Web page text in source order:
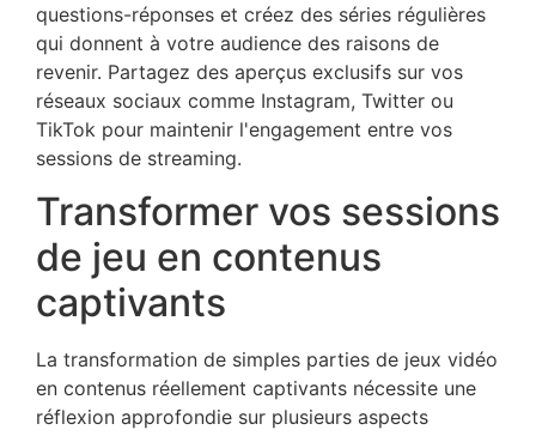
questions-réponses et créez des séries régulières
qui donnent à votre audience des raisons de
revenir. Partagez des aperçus exclusifs sur vos
réseaux sociaux comme Instagram, Twitter ou
TikTok pour maintenir l'engagement entre vos
sessions de streaming.
Transformer vos sessions
de jeu en contenus
captivants
La transformation de simples parties de jeux vidéo
en contenus réellement captivants nécessite une
réflexion approfondie sur plusieurs aspects